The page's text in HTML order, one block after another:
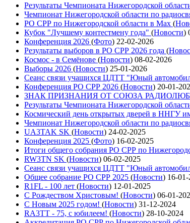
Результаты Чемпионата Нижегородской
Чемпионат Нижегородской области по
РО СРР по Нижегородской области в Max (
Кубок "Лучшему контестмену года" (Новости)
Конференция 2026 (Фото) 22-02-2026
Результаты выборов в РО СРР 2026 года (
Космос - в Семёнове (Новости) 08-02-2026
Выборы 2026 (Новости) 25-01-2026
Сеанс связи учащихся ЦДТТ "Юный
Конференция РО СРР 2026 (Новости) 20-01-
ЗНАК ПРИЗНАНИЯ ОТ СОЮЗА
Результаты Чемпионата Нижегородской
Космический день открытых дверей в ННГУ
Чемпионат Нижегородской области по
UA3TAK SK (Новости) 24-02-2025
Конференция 2025 (Фото) 16-02-2025
Итоги общего собрания РО СРР по
RW3TN SK (Новости) 06-02-2025
Сеанс связи учащихся ЦДТТ "Юный
Общее собрание РО СРР 2025 (Новости) 16-
R1FL - 100 лет (Новости) 12-01-2025
С Рождеством Христовым! (Новости) 06-01-
С Новым 2025 годом! (Новости) 31-12-2024
RA3TT - 75, с юбилеем! (Новости) 28-10-2024